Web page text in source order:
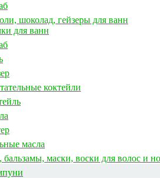
шоколад, гейзеры для ванн
для ванн
коктейли
масла
маски, воски для волос и